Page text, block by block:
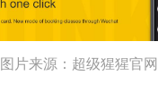
图片来源：超级猩猩官网